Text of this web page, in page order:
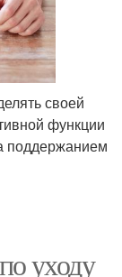
своей
функции
поддержанием
уходу